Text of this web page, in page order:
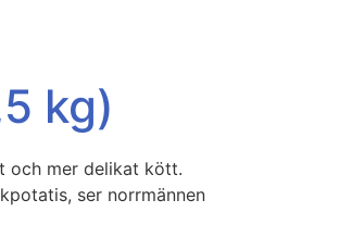
kg)
och mer delikat kött.
ser norrmännen